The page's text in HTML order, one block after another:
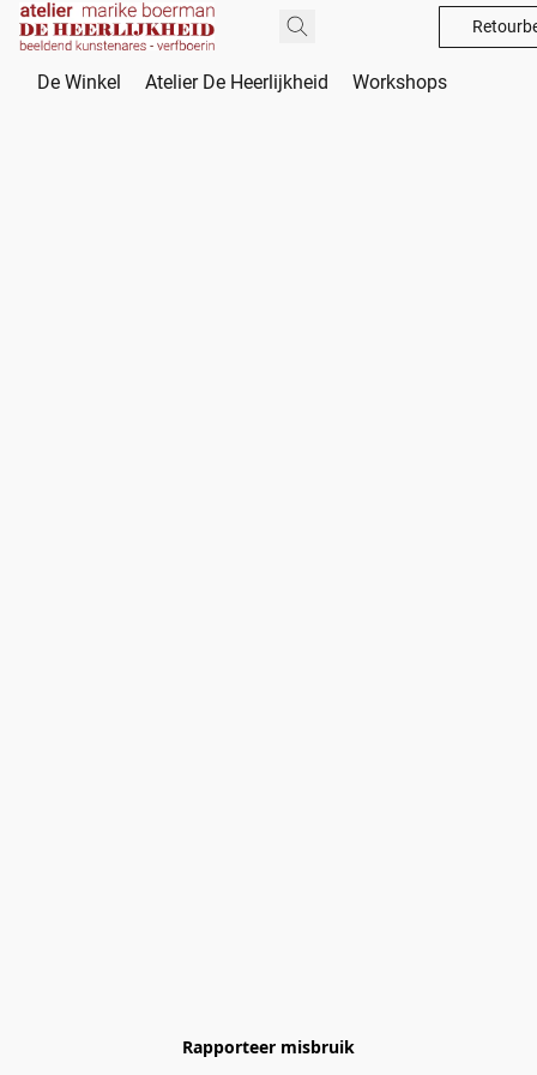
De Winkel Atelier De Heerlijkheid Workshops
Rapporteer misbruik